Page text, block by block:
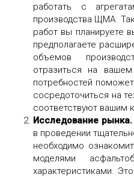
работать с
производства ЩМА.
работ вы планируете
предполагаете
объемов
отразиться на
потребностей
сосредоточиться на
соответствуют вашим
Исследование рынка.
в проведении
необходимо
моделями
характеристиками.